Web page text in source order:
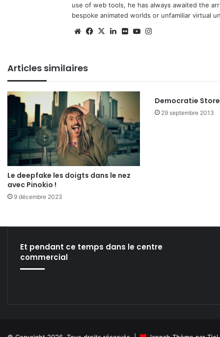
use of web tools, he has always awaited the
bespoke animated worlds or unfamiliar virtual
WebsiteFacebook
X Linkedin
FlickrYouTube
Articles similaires
Le deepfake les doigts dans le nez
avec Pinokio !
9 décembre 2023
Democratie Store
29 septembre 2013
Et pendant ce temps dans le centre
commercial